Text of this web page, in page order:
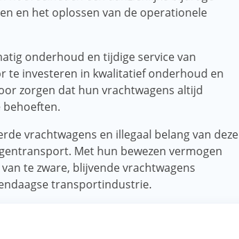
en het oplossen van de operationele
onderhoud en tijdige service van
te investeren in kwalitatief onderhoud en
zorgen dat hun vrachtwagens altijd
vrachtwagens en illegaal belang van deze
Met hun bewezen vermogen
te zware, blijvende vrachtwagens
transportindustrie.